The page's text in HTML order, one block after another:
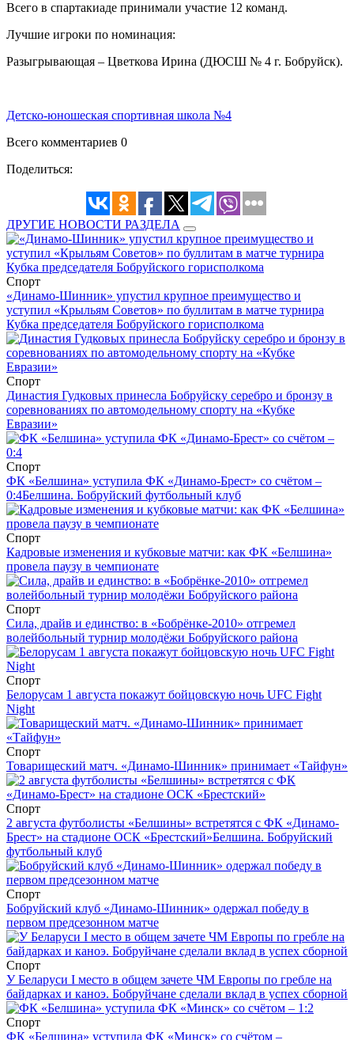
Всего в спартакиаде принимали участие 12 команд.
Лучшие игроки по номинация:
Разыгрывающая – Цветкова Ирина (ДЮСШ № 4 г. Бобруйск).
Детско-юношеская спортивная школа №4
Всего комментариев 0
Поделиться:
ДРУГИЕ НОВОСТИ РАЗДЕЛА
Спорт
«Динамо-Шинник» упустил крупное преимущество и
уступил «Крыльям Советов» по буллитам в матче турнира
Кубка председателя Бобруйского горисполкома
Спорт
Династия Гудковых принесла Бобруйску серебро и бронзу в
соревнованиях по автомодельному спорту на «Кубке
Евразии»
Спорт
ФК «Белшина» уступила ФК «Динамо-Брест» со счётом –
0:4Белшина. Бобруйский футбольный клуб
Спорт
Кадровые изменения и кубковые матчи: как ФК «Белшина»
провела паузу в чемпионате
Спорт
Сила, драйв и единство: в «Бобрёнке-2010» отгремел
волейбольный турнир молодёжи Бобруйского района
Спорт
Белорусам 1 августа покажут бойцовскую ночь UFC Fight
Night
Спорт
Товарищеский матч. «Динамо-Шинник» принимает «Тайфун»
Спорт
2 августа футболисты «Белшины» встретятся с ФК «Динамо-
Брест» на стадионе ОСК «Брестский»Белшина. Бобруйский
футбольный клуб
Спорт
Бобруйский клуб «Динамо-Шинник» одержал победу в
первом предсезонном матче
Спорт
У Беларуси I место в общем зачете ЧМ Европы по гребле на
байдарках и каноэ. Бобруйчане сделали вклад в успех сборной
Спорт
ФК «Белшина» уступила ФК «Минск» со счётом –